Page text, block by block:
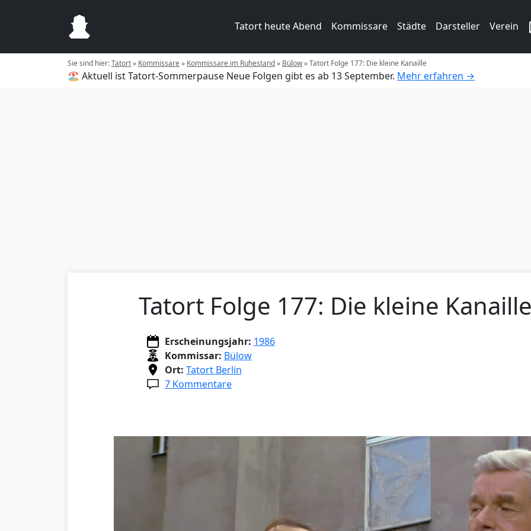
Tatort heute Abend Kommissare Städte Darsteller Verein
Sie sind hier:Tatort» Kommissare» Kommissare im Ruhestand» Bülow»Tatort Folge 177: Die kleine Kanaille
🏖️ Aktuell ist Tatort-Sommerpause Neue Folgen gibt es ab 13 September. Mehr erfahren →
Tatort Folge 177: Die kleine
Erscheinungsjahr: 1986
Kommissar: Bülow
Ort: Tatort Berlin
7 Kommentare